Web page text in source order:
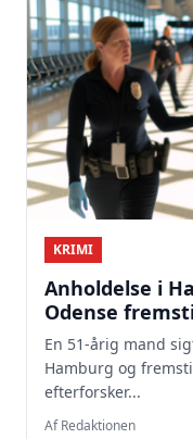
KRIMI
Anholdelse i
Odense
En 51-årig mand
Hamburg og
efterforsker...
Af Redaktionen